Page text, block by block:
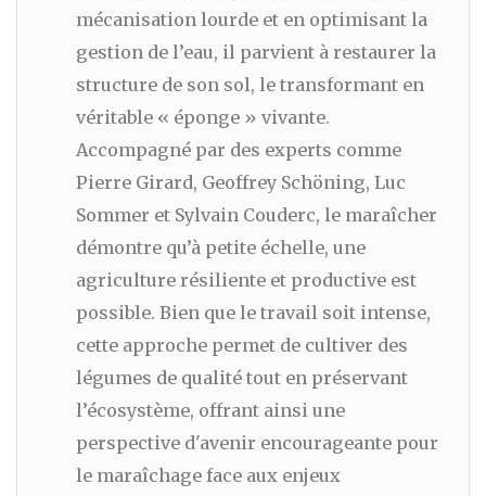
mécanisation lourde et en optimisant la
gestion de l’eau, il parvient à restaurer la
structure de son sol, le transformant en
véritable « éponge » vivante.
Accompagné par des experts comme
Pierre Girard, Geoffrey Schöning, Luc
Sommer et Sylvain Couderc, le maraîcher
démontre qu’à petite échelle, une
agriculture résiliente et productive est
possible. Bien que le travail soit intense,
cette approche permet de cultiver des
légumes de qualité tout en préservant
l’écosystème, offrant ainsi une
perspective d'avenir encourageante pour
le maraîchage face aux enjeux